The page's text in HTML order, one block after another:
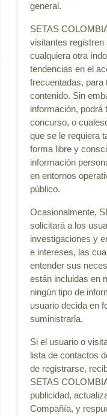
general.
SETAS
visitantes
cualquiera otra
tendencias en el
frecuentadas, para
contenido. Sin
información, podrá
concurso, o
que se le requiera
forma libre y
información
en entornos
público.
Ocasionalmente,
solicitará a los
investigaciones y
e intereses, las
entender sus
están incluidas en
ningún tipo de
usuario decida en
suministrarla.
Si el usuario o
lista de contactos
de registrarse,
SETAS
publicidad,
Compañía, y